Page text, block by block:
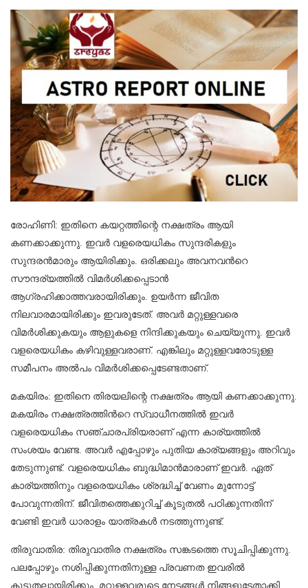
രോഹിണി: ഇതിനെ കയറ്റത്തിന്റെ നക്ഷത്രം ആയി
കണക്കാക്കുന്നു. ഇവർ വളരെയധികം സുന്ദരികളും
സുന്ദരൻമാരും ആയിരിക്കും. ഒരിക്കലും അവനവന്‍റെ
സൗന്ദര്യത്തിൽ വിമർശിക്കപ്പെടാന്‍
ആഗ്രഹിക്കാത്തവരായിരിക്കും. ഉയർന്ന ജീവിത
നിലവാരമായിരിക്കും ഇവരുടേത്. അവർ മറ്റുള്ളവരെ
വിമർശിക്കുകയും ആളുകളെ നിന്ദിക്കുകയും ചെയ്യുന്നു. ഇവർ
വളരെയധികം കഴിവുള്ളവരാണ്. എങ്കിലും മറ്റുള്ളവരോടുള്ള
സമീപനം അൽപം വിമർശിക്കപ്പെടേണ്ടതാണ്.
മകയിരം: ഇതിനെ തിരയലിന്റെ നക്ഷത്രം ആയി കണക്കാക്കുന്നു.
മകയിരം നക്ഷത്രത്തിന്‍റെ സ്വാധീനത്തിൽ ഇവർ
വളരെയധികം സഞ്ചാരപ്രിയരാണ് എന്ന കാര്യത്തിൽ
സംശയം വേണ്ട. അവർ എപ്പോഴും പുതിയ കാര്യങ്ങളും അറിവും
തേടുന്നുണ്ട്. വളരെയധികം ബുദ്ധിമാൻമാരാണ് ഇവർ. ഏത്
കാര്യത്തിനും വളരെയധികം ശ്രദ്ധിച്ച് വേണം മുന്നോട്ട്
പോവുന്നതിന്. ജീവിതത്തെക്കുറിച്ച് കൂടുതൽ പഠിക്കുന്നതിന്
വേണ്ടി ഇവർ ധാരാളം യാത്രകൾ നടത്തുന്നുണ്ട്.
തിരുവാതിര: തിരുവാതിര നക്ഷത്രം സങ്കടത്തെ സൂചിപ്പിക്കുന്നു.
പലപ്പോഴും നശിപ്പിക്കുന്നതിനുള്ള പ്രവണത ഇവരില്‍
കൂടുതലായിരിക്കും. മറ്റുള്ളവരുടെ നേട്ടങ്ങൾ നിങ്ങളുടേതാക്കി